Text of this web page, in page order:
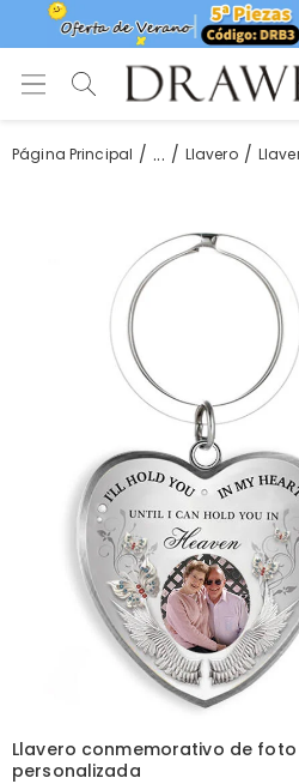
Página Principal ... Llavero
Llavero conmemorativo de
personalizada